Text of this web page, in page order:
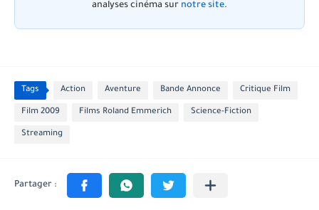
analyses cinéma sur notre site.
Tags Action Aventure Bande Annonce Critique Film
Film 2009 Films Roland Emmerich Science-Fiction
Streaming